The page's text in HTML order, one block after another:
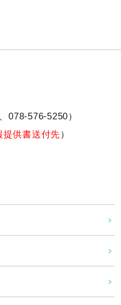
078-576-5250）
供書送付先）